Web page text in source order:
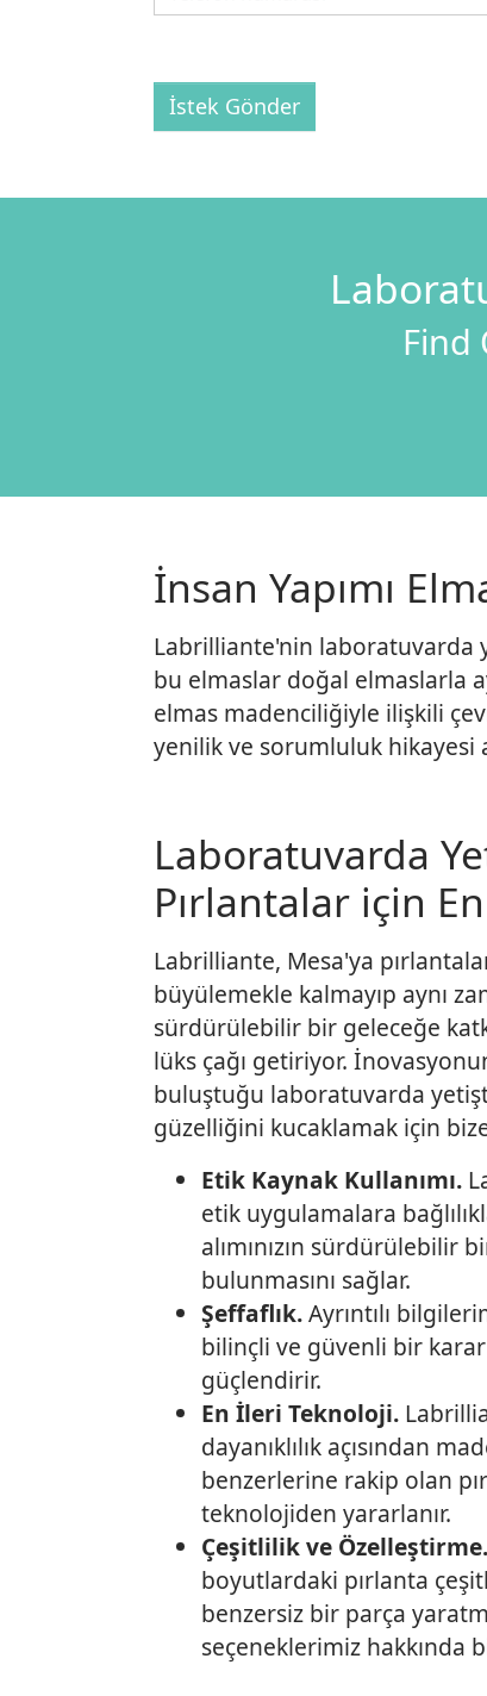
İstek Gönder
Find
İnsan Yapımı
Labrilliante'nin laboratuvarda
bu elmaslar doğal elmaslarla
elmas madenciliğiyle ilişkili
yenilik ve sorumluluk hikayesi
Laboratuvarda
Pırlantalar için
Labrilliante, Mesa'ya
büyülemekle kalmayıp aynı
sürdürülebilir bir geleceğe
lüks çağı getiriyor.
buluştuğu laboratuvarda
güzelliğini kucaklamak için bize
Etik Kaynak Kullanımı.
etik uygulamalara
alımınızın sürdürülebilir
bulunmasını sağlar.
Şeffaflık.Ayrıntılı
bilinçli ve güvenli bir
güçlendirir.
En İleri Teknoloji.
dayanıklılık açısından
benzerlerine rakip olan
teknolojiden yararlanır.
Çeşitlilik ve Özelleştirme.
boyutlardaki pırlanta
benzersiz bir parça
seçeneklerimiz hakkında